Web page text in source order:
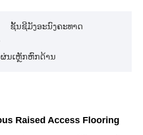
ຊັ້ນຊີມັງອະນົງຄະທາດ
ຜ່ນເຫຼັກຫົກດ້ານ
Raised Access Flooring